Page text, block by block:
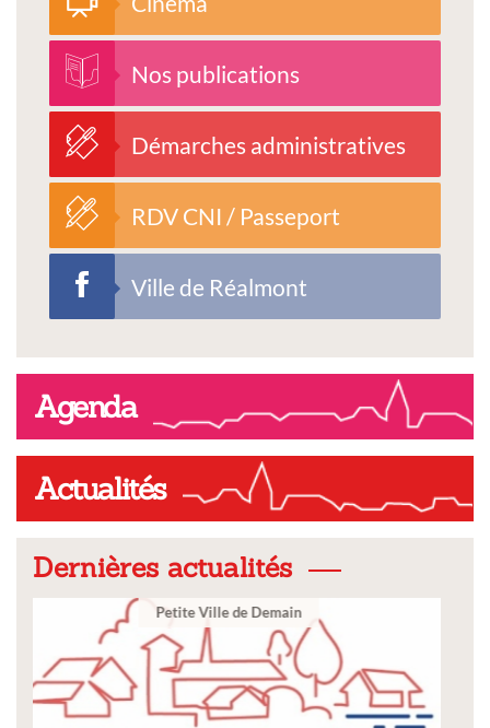
Nos publications
Démarches administratives
RDV CNI / Passeport
Ville de Réalmont
Agenda
Actualités
Dernières actualités